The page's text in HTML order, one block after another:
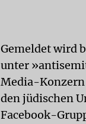
Gemeldet wird
unter
Media-Konzern
den jüdischen
Facebook-